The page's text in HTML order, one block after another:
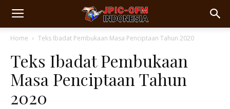
Home Teks Ibadat Pembukaan Masa Penciptaan Tahun 2020
Teks Ibadat Pembukaan
Masa Penciptaan Tahun
2020